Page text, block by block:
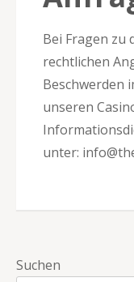
Bei Fragen zu
rechtlichen
Beschwerden
unseren
unter:
Suchen